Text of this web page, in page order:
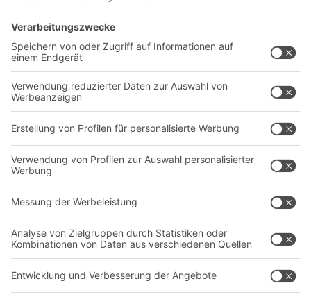
Lösungen
Intralogistiklösungen
Regalsysteme
Transportsysteme
Dienstleistungen
Kontaktformular
Unternehmen
Über uns
Produktionsstandorte
Karriere
Follow us
YOUR LIFE.